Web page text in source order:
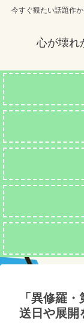
今すぐ観たい話題作
心が壊れ
「異修羅
送日や展開